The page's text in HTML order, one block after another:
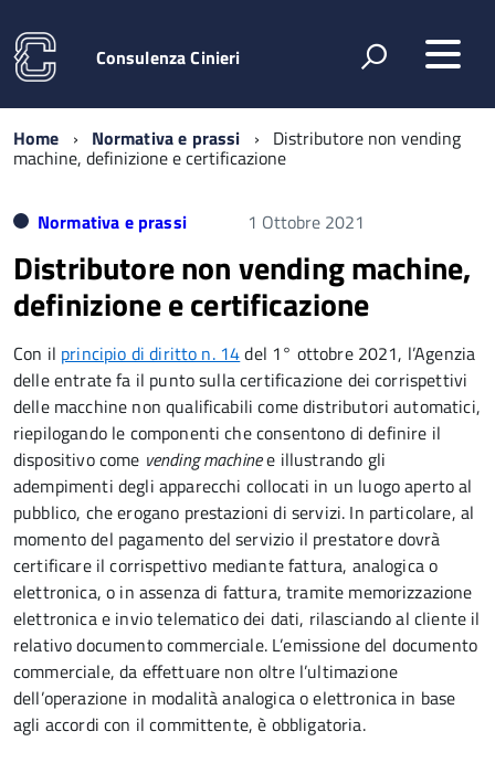
Consulenza Cinieri
Home Normativa e prassi Distributore non vending
machine, definizione e certificazione
Normativa e prassi 1 Ottobre 2021
Distributore non vending machine,
definizione e certificazione
Con il principio di diritto n. 14del 1° ottobre 2021, l’Agenzia
delle entrate fa il punto sulla certificazione dei corrispettivi
delle macchine non qualificabili come distributori automatici,
riepilogando le componenti che consentono di definire il
dispositivo come vending machinee illustrando gli
adempimenti degli apparecchi collocati in un luogo aperto al
pubblico, che erogano prestazioni di servizi. In particolare, al
momento del pagamento del servizio il prestatore dovrà
certificare il corrispettivo mediante fattura, analogica o
elettronica, o in assenza di fattura, tramite memorizzazione
elettronica e invio telematico dei dati, rilasciando al cliente il
relativo documento commerciale. L’emissione del documento
commerciale, da effettuare non oltre l’ultimazione
dell’operazione in modalità analogica o elettronica in base
agli accordi con il committente, è obbligatoria.